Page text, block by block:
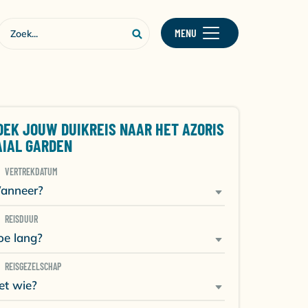
MENU
JOUW DUIKREIS NAAR HET AZORIS
GARDEN
VERTREKDATUM
REISDUUR
lang?
REISGEZELSCHAP
wie?